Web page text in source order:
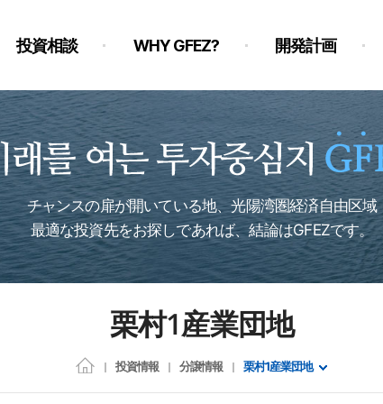
投資相談 WHY GFEZ? 開発計画
チャンスの扉が開いている地、光陽湾圏経済自由区域
最適な投資先をお探しであれば、結論はGFEZです。
栗村1産業団地
投資情報 分譲情報 栗村1産業団地